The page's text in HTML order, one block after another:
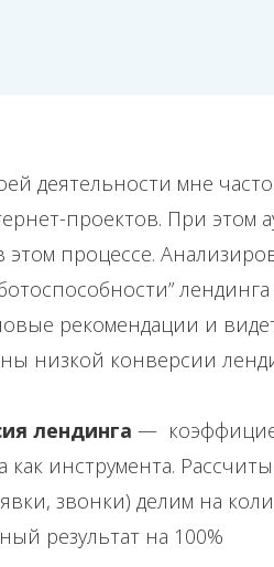
деятельности мне
проектов. При этом
этом процессе.
рекомендации и
низкой конверсии
лендинга —
как инструмента.
звонки) делим на
результат на 100%